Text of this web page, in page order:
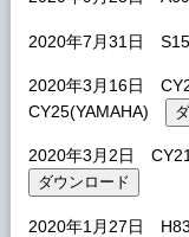
2020年7月31日
2020年3月16日
CY25(YAMAHA)
2020年3月2日
2020年1月27日